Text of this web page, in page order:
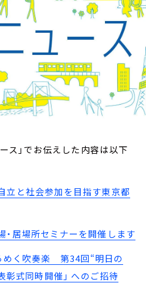
ス」でお伝えした内容は以下
と社会参加を目指す東京都
・居場所セミナーを開催します
めく吹奏楽 第34回“明日の
式同時開催」 へのご招待